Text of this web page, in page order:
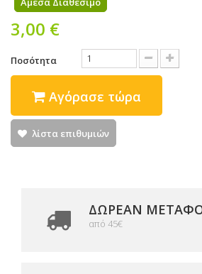
3,00 €
Ποσότητα
Αγόρασε τώρα
λίστα επιθυμιών
ΔΩΡΕΑΝ
από 45€